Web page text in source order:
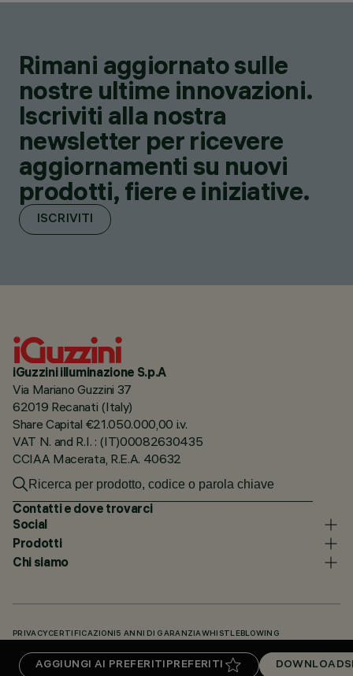
AGGIUNGI AI PREFERITI PREFERITI DOWNLOADS
Rimani aggiornato sulle
nostre ultime innovazioni.
Iscriviti alla nostra
newsletter per ricevere
aggiornamenti su nuovi
prodotti, fiere e iniziative.
ISCRIVITI
iGuzzini illuminazione S.p.A
Via Mariano Guzzini 37
62019 Recanati (Italy)
Share Capital €21.050.000,00 i.v.
VAT N. and R.I. : (IT)00082630435
CCIAA Macerata, R.E.A. 40632
Contatti e dove trovarci
Social
Prodotti
Chi siamo
PRIVACY CERTIFICAZIONI 5 ANNI DI GARANZIAWHISTLEBLOWING
KNOWLEDGE BASE (LOGIN NECESSARIO)DOWNLOADS